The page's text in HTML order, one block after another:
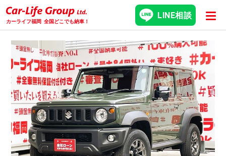
カーライフ福岡 全国どこでも納車！
LINE相談